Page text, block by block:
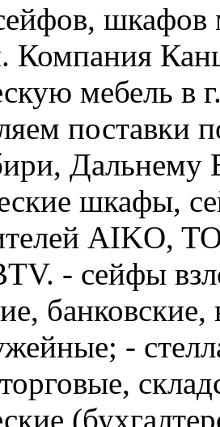
шкафов
Компания
мебель в
поставки
Дальнему
шкафы,
AIKO,
- сейфы
-